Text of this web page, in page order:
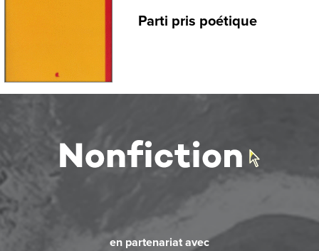
Parti pris poétique
en partenariat avec